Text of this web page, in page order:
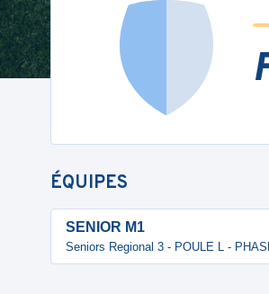
ÉQUIPES
SENIOR M1
Seniors Regional 3 - POULE L -